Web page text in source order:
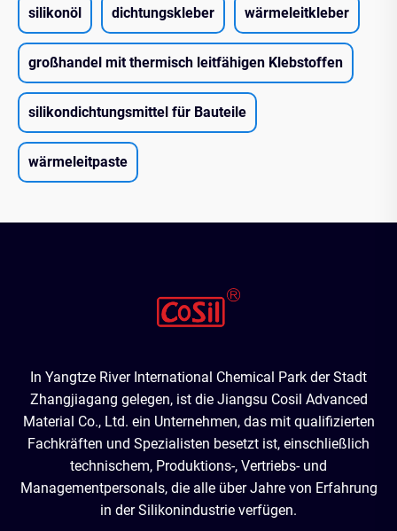
silikonöl dichtungskleber wärmeleitkleber
großhandel mit thermisch leitfähigen Klebstoffen
silikondichtungsmittel für Bauteile
wärmeleitpaste
In Yangtze River International Chemical Park der Stadt
Zhangjiagang gelegen, ist die Jiangsu Cosil Advanced
Material Co., Ltd. ein Unternehmen, das mit qualifizierten
Fachkräften und Spezialisten besetzt ist, einschließlich
technischem, Produktions-, Vertriebs- und
Managementpersonals, die alle über Jahre von Erfahrung
in der Silikonindustrie verfügen.